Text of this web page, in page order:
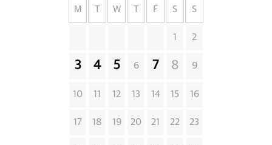
M W F S S
1 2
3 4 5 6 7 8 9
10 11 12 13 14 15 16
17 18 19 20 21 22 23